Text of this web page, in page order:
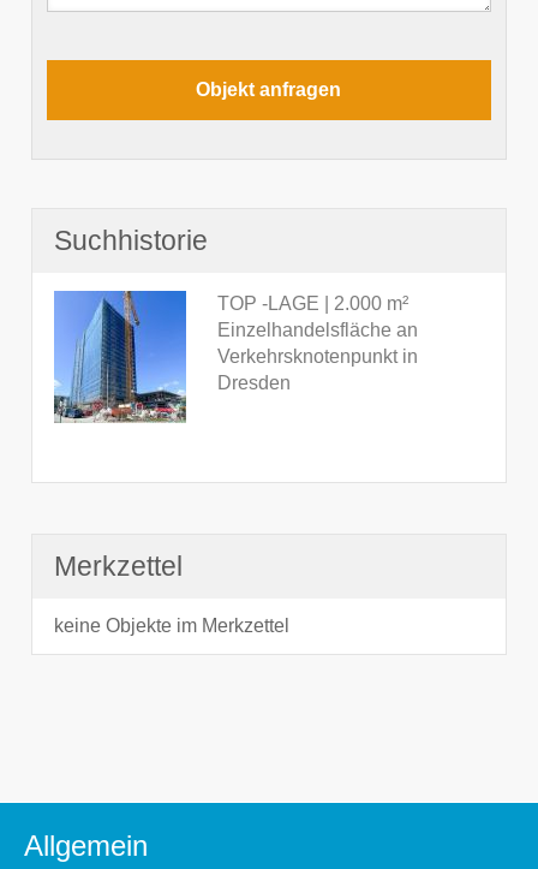
Suchhistorie
TOP -LAGE | 2.000 m²
Einzelhandelsfläche an
Verkehrsknotenpunkt in
Dresden
Merkzettel
keine Objekte im Merkzettel
Allgemein